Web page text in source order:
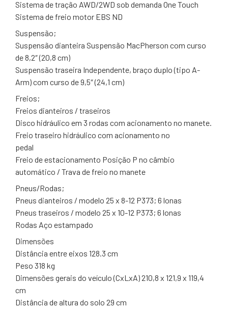
Sistema de tração AWD/2WD sob demanda One Touch
Sistema de freio motor EBS ND
Suspensão;
Suspensão dianteira Suspensão MacPherson com curso
de 8,2″ (20,8 cm)
Suspensão traseira Independente, braço duplo (tipo A-
Arm) com curso de 9,5″ (24,1 cm)
Freios;
Freios dianteiros / traseiros
Disco hidráulico em 3 rodas com acionamento no manete.
Freio traseiro hidráulico com acionamento no
pedal
Freio de estacionamento Posição P no câmbio
automático / Trava de freio no manete
Pneus/Rodas;
Pneus dianteiros / modelo 25 x 8-12 P373; 6 lonas
Pneus traseiros / modelo 25 x 10-12 P373; 6 lonas
Rodas Aço estampado
Dimensões
Distância entre eixos 128.3 cm
Peso 318 kg
Dimensões gerais do veículo (CxLxA) 210,8 x 121,9 x 119,4
cm
Distância de altura do solo 29 cm